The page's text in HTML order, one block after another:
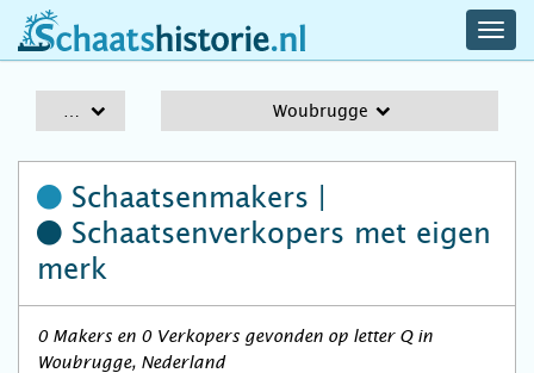
schaatshistorie.nl
Woubrugge
Schaatsenmakers |
Schaatsenverkopers met eigen
merk
0 Makers en 0 Verkopers gevonden op letter Q in
Woubrugge, Nederland